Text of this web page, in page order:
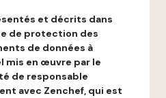
et décrits dans
de protection des
de données à
mis en œuvre par le
de responsable
avec Zenchef, qui est